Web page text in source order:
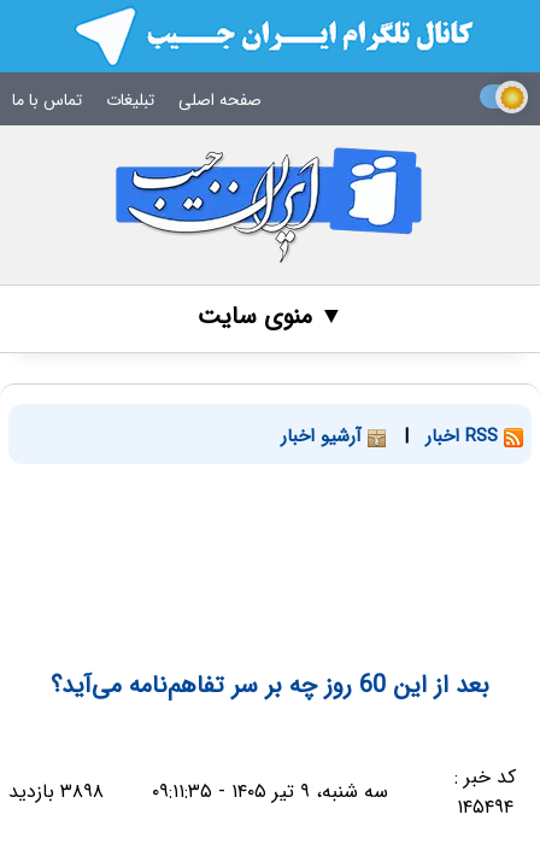
صفحه اصلی تبلیغات تماس با ما
▼ منوی سایت
| آرشیو اخبار
بعد از این 60 روز چه بر سر تفاهم‌نامه می‌آید؟
کد خبر :
۱۴۵۴۹۴
سه شنبه، ۹ تیر ۱۴۰۵ - ۰۹:۱۱:۳۵ ۳۸۹۸ بازدید